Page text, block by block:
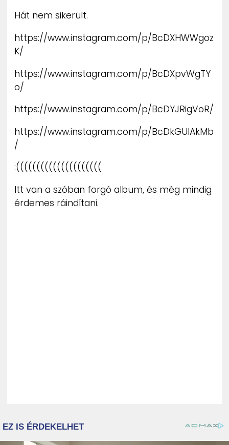
Hát nem sikerült.
https://www.instagram.com/p/BcDXHWWgoz
K/
https://www.instagram.com/p/BcDXpvWgTY
o/
https://www.instagram.com/p/BcDYJRigVoR/
https://www.instagram.com/p/BcDkGUlAkMb
/
:(((((((((((((((((((((
Itt van a szóban forgó album, és még mindig
érdemes ráindítani.